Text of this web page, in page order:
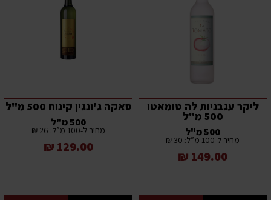
ליקר עגבניות לה טומאטו
500 מ"ל
500 מ"ל
מחיר ל-100 מ”ל: 30 ₪
149.00 ₪
סאקה ג'ונגין קינוח 500 מ"ל
500 מ"ל
מחיר ל-100 מ”ל: 26 ₪
129.00 ₪